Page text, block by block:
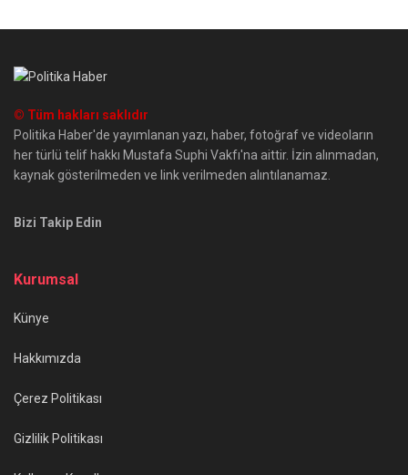
© Tüm hakları saklıdır
Politika Haber'de yayımlanan yazı, haber, fotoğraf ve videoların
her türlü telif hakkı Mustafa Suphi Vakfı'na aittir. İzin alınmadan,
kaynak gösterilmeden ve link verilmeden alıntılanamaz.
Bizi Takip Edin
Kurumsal
Künye
Hakkımızda
Çerez Politikası
Gizlilik Politikası